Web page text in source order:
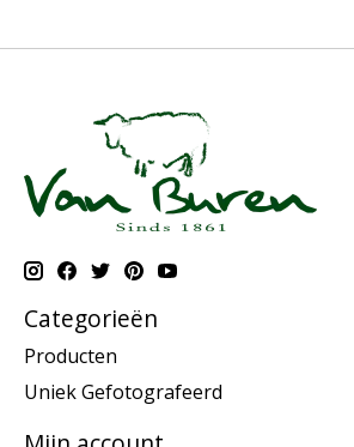
Categorieën
Producten
Uniek Gefotografeerd